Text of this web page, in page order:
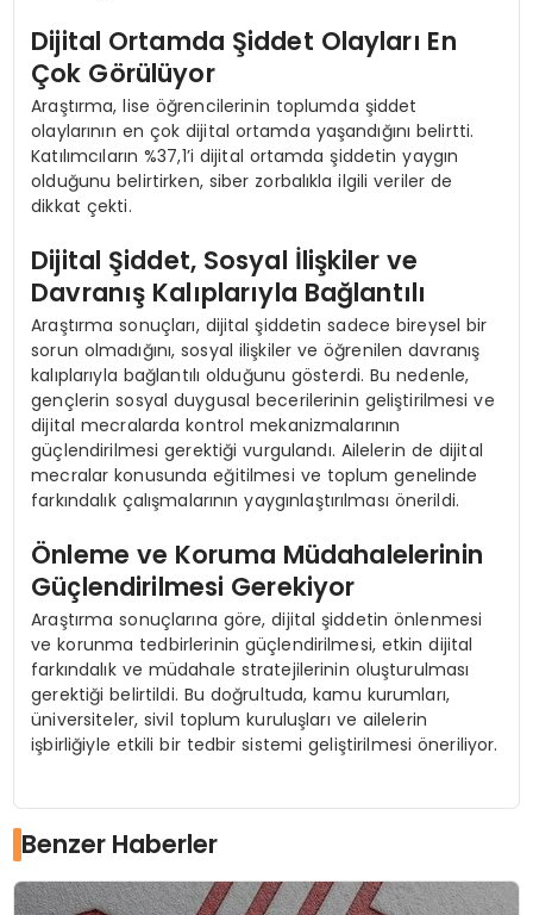
Dijital Ortamda Şiddet Olayları En
Çok Görülüyor
Araştırma, lise öğrencilerinin toplumda şiddet
olaylarının en çok dijital ortamda yaşandığını belirtti.
Katılımcıların %37,1’i dijital ortamda şiddetin yaygın
olduğunu belirtirken, siber zorbalıkla ilgili veriler de
dikkat çekti.
Dijital Şiddet, Sosyal İlişkiler ve
Davranış Kalıplarıyla Bağlantılı
Araştırma sonuçları, dijital şiddetin sadece bireysel bir
sorun olmadığını, sosyal ilişkiler ve öğrenilen davranış
kalıplarıyla bağlantılı olduğunu gösterdi. Bu nedenle,
gençlerin sosyal duygusal becerilerinin geliştirilmesi ve
dijital mecralarda kontrol mekanizmalarının
güçlendirilmesi gerektiği vurgulandı. Ailelerin de dijital
mecralar konusunda eğitilmesi ve toplum genelinde
farkındalık çalışmalarının yaygınlaştırılması önerildi.
Önleme ve Koruma Müdahalelerinin
Güçlendirilmesi Gerekiyor
Araştırma sonuçlarına göre, dijital şiddetin önlenmesi
ve korunma tedbirlerinin güçlendirilmesi, etkin dijital
farkındalık ve müdahale stratejilerinin oluşturulması
gerektiği belirtildi. Bu doğrultuda, kamu kurumları,
üniversiteler, sivil toplum kuruluşları ve ailelerin
işbirliğiyle etkili bir tedbir sistemi geliştirilmesi öneriliyor.
Benzer Haberler